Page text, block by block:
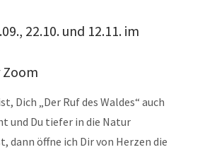
22.10. und 12.11. im
Zoom
Dich „Der Ruf des Waldes“ auch
und Du tiefer in die Natur
dann öffne ich Dir von Herzen die